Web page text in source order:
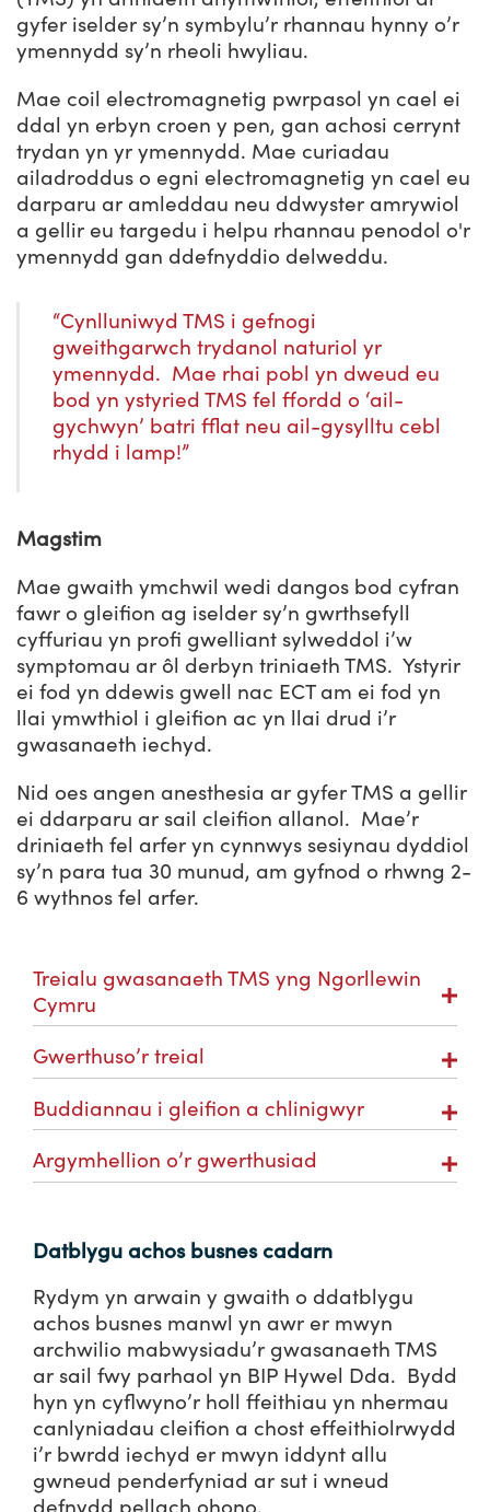
gyfer iselder sy’n symbylu’r rhannau hynny o’r
ymennydd sy’n rheoli hwyliau.
Mae coil electromagnetig pwrpasol yn cael ei
ddal yn erbyn croen y pen, gan achosi cerrynt
trydan yn yr ymennydd. Mae curiadau
ailadroddus o egni electromagnetig yn cael eu
darparu ar amleddau neu ddwyster amrywiol
a gellir eu targedu i helpu rhannau penodol o'r
ymennydd gan ddefnyddio delweddu.
“Cynlluniwyd TMS i gefnogi
gweithgarwch trydanol naturiol yr
ymennydd. Mae rhai pobl yn dweud eu
bod yn ystyried TMS fel ffordd o ‘ail-
gychwyn’ batri fflat neu ail-gysylltu cebl
rhydd i lamp!”
Magstim
Mae gwaith ymchwil wedi dangos bod cyfran
fawr o gleifion ag iselder sy’n gwrthsefyll
cyffuriau yn profi gwelliant sylweddol i’w
symptomau ar ôl derbyn triniaeth TMS. Ystyrir
ei fod yn ddewis gwell nac ECT am ei fod yn
llai ymwthiol i gleifion ac yn llai drud i’r
gwasanaeth iechyd.
Nid oes angen anesthesia ar gyfer TMS a gellir
ei ddarparu ar sail cleifion allanol. Mae’r
driniaeth fel arfer yn cynnwys sesiynau dyddiol
sy’n para tua 30 munud, am gyfnod o rhwng 2-
6 wythnos fel arfer.
Treialu gwasanaeth TMS yng Ngorllewin
Cymru
Gwerthuso’r treial
Buddiannau i gleifion a chlinigwyr
Argymhellion o’r gwerthusiad
Datblygu achos busnes cadarn
Rydym yn arwain y gwaith o ddatblygu
achos busnes manwl yn awr er mwyn
archwilio mabwysiadu’r gwasanaeth TMS
ar sail fwy parhaol yn BIP Hywel Dda. Bydd
hyn yn cyflwyno’r holl ffeithiau yn nhermau
canlyniadau cleifion a chost effeithiolrwydd
i’r bwrdd iechyd er mwyn iddynt allu
gwneud penderfyniad ar sut i wneud